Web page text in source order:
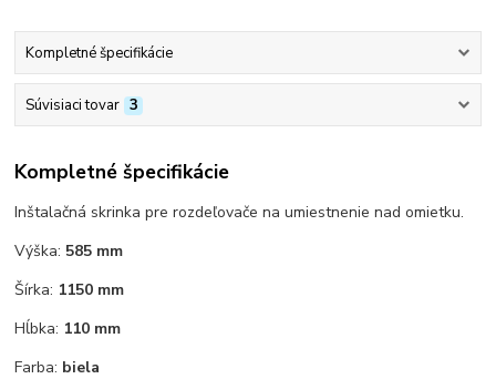
Kompletné špecifikácie
Súvisiaci tovar 3
Kompletné špecifikácie
Inštalačná skrinka pre rozdeľovače na umiestnenie nad omietku.
Výška: 585 mm
Šírka: 1150 mm
Hĺbka: 110 mm
Farba: biela